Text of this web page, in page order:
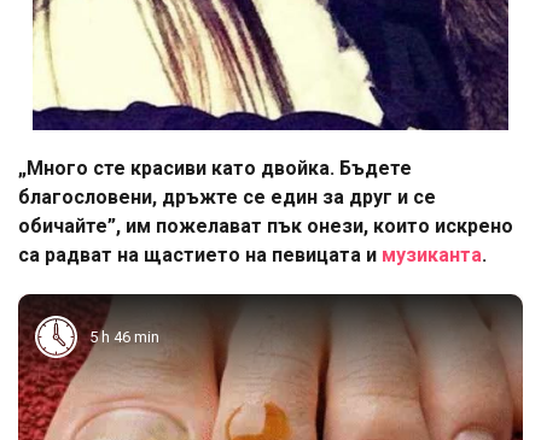
„Много сте красиви като двойка. Бъдете
благословени, дръжте се един за друг и се
обичайте”, им пожелават пък онези, които искрено
са радват на щастието на певицата и музиканта.
5 h 46 min